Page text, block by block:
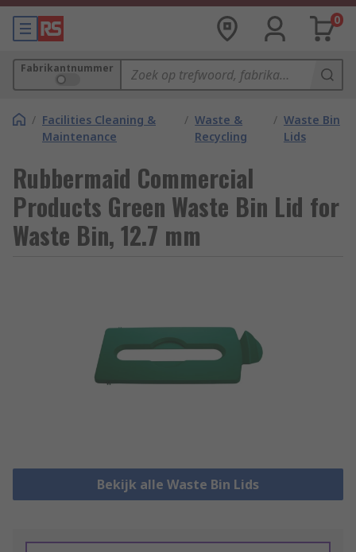
0
Fabrikantnummer
/ Facilities Cleaning &
Maintenance
/ Waste &
Recycling
/ Waste Bin
Lids
Rubbermaid Commercial
Products Green Waste Bin Lid for
Waste Bin, 12.7 mm
Bekijk alle Waste Bin Lids